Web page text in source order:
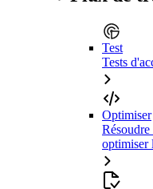
Test
Tests
Optimiser
optimiser